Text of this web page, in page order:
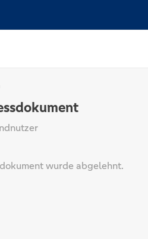
wurde abgelehnt.